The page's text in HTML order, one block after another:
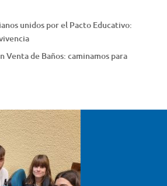
unidos por el Pacto Educativo:
Venta de Baños: caminamos para